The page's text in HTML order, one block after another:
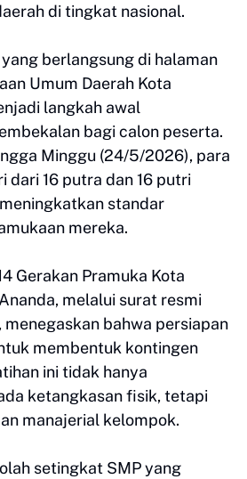
di tingkat nasional.
berlangsung di halaman
Umum Daerah Kota
langkah awal
bagi calon peserta.
Minggu (24/5/2026), para
dari 16 putra dan 16 putri
standar
mereka.
Gerakan Pramuka Kota
melalui surat resmi
menegaskan bahwa persiapan
membentuk kontingen
ini tidak hanya
ketangkasan fisik, tetapi
manajerial kelompok.
setingkat SMP yang